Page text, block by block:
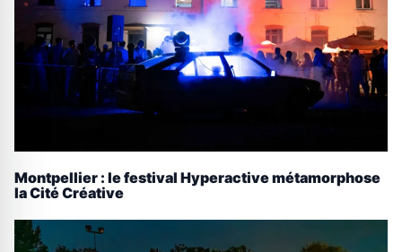
Montpellier : le festival Hyperactive métamorphose
la Cité Créative